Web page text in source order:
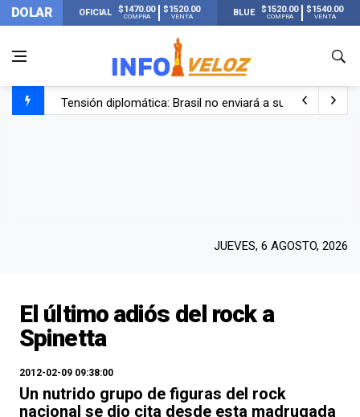
DOLAR OFICIAL $1470.00
COMPRA
$1520.00
VENTA BLUE $1520.00
COMPRA
$1540.00
VENTA
Tensión diplomática: Brasil no enviará a su embajador
JUEVES, 6 AGOSTO, 2026
El último adiós del rock a
Spinetta
2012-02-09 09:38:00
Un nutrido grupo de figuras del rock
nacional se dio cita desde esta madrugada